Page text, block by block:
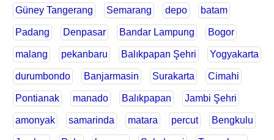
Güney Tangerang Semarang depo batam
Padang Denpasar Bandar Lampung Bogor
malang pekanbaru Balıkpapan Şehri Yogyakarta
durumbondo Banjarmasin Surakarta Cimahi
Pontianak manado Balıkpapan Jambi Şehri
amonyak samarinda matara percut Bengkulu